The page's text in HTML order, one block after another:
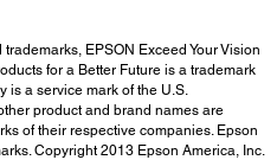
EPSON Exceed Your Vision
for a Better Future is a trademark
is a service mark of the U.S.
product and brand names are
of their respective companies. Epson
Copyright 2013 Epson America, Inc.